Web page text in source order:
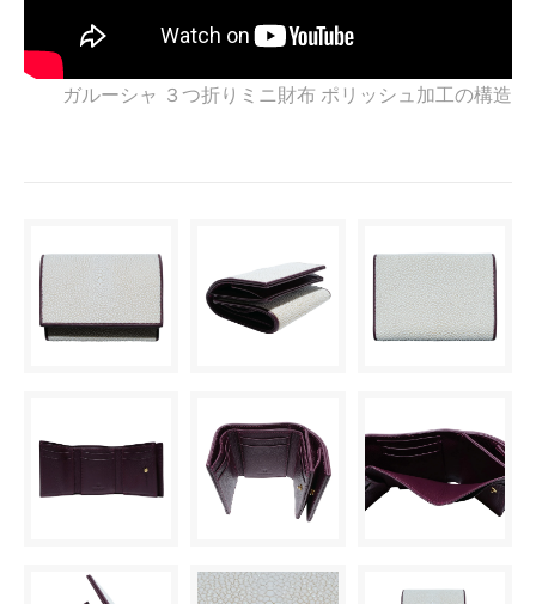
ガルーシャ ３つ折りミニ財布 ポリッシュ加工の構造